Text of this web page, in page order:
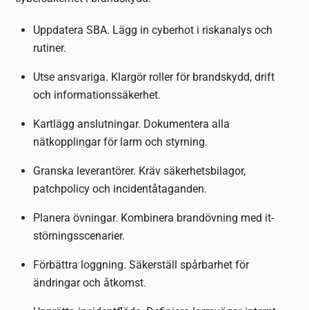
Uppdatera SBA. Lägg in cyberhot i riskanalys och
rutiner.
Utse ansvariga. Klargör roller för brandskydd, drift
och informationssäkerhet.
Kartlägg anslutningar. Dokumentera alla
nätkopplingar för larm och styrning.
Granska leverantörer. Kräv säkerhetsbilagor,
patchpolicy och incidentåtaganden.
Planera övningar. Kombinera brandövning med it-
störningsscenarier.
Förbättra loggning. Säkerställ spårbarhet för
ändringar och åtkomst.